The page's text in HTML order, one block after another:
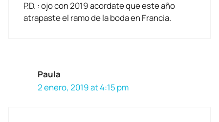
P.D. : ojo con 2019 acordate que este año
atrapaste el ramo de la boda en Francia.
Paula
2 enero, 2019 at 4:15 pm